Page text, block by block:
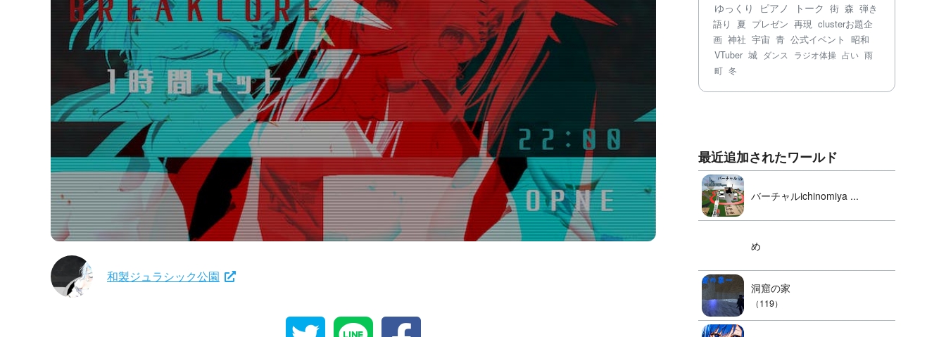
和製ジュラシック公園
ゆっくり
ピアノ トーク 街 森 弾き
語り
夏 プレゼン 再現 clusterお題企
画 神社 宇宙 青 公式イベント 昭和
VTuber 城 ダンス ラジオ体操 占い 雨
町 冬
最近追加されたワールド
バーチャルichinomiya ...
め
洞窟の家
（119）